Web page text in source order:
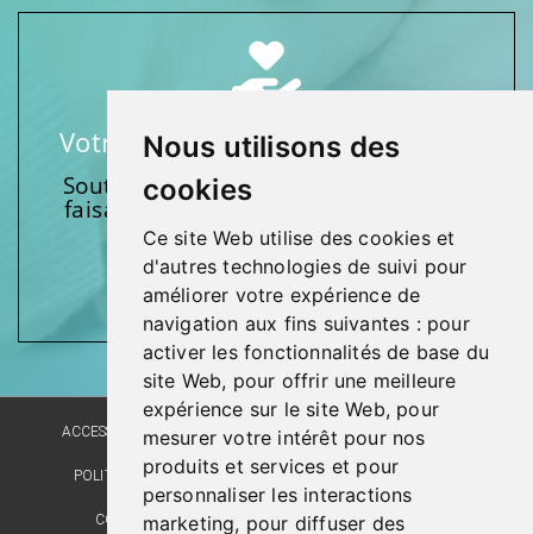
Nous utilisons des
cookies
Ce site Web utilise des cookies et
d'autres technologies de suivi pour
améliorer votre expérience de
navigation aux fins suivantes : pour
activer les fonctionnalités de base du
site Web, pour offrir une meilleure
expérience sur le site Web, pour
mesurer votre intérêt pour nos
produits et services et pour
personnaliser les interactions
marketing, pour diffuser des
Votre soutien fait une différence
Soutenez l’une de nos fondations en
faisant un don et en participant aux
activités.
Donnez généreusement!
ACCESSIBILITÉ PLAN DU SITE POLITIQUE LINGUISTIQUE
POLITIQUE DE CONFIDENTIALITÉ RÉALISATION DU SITE
COMMENTAIRES, SUGGESTIONS, REMERCIEMENTS